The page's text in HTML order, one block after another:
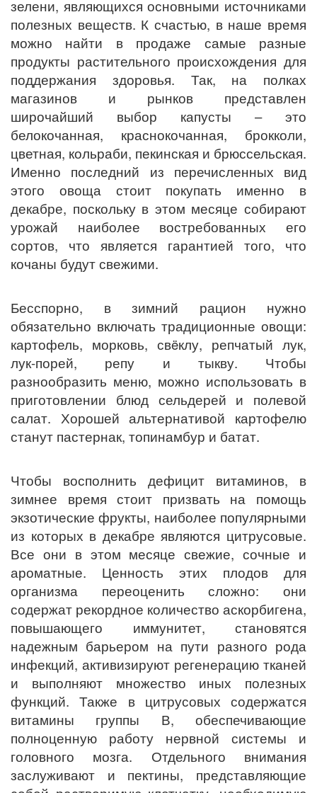
зелени, являющихся основными источниками
полезных веществ. К счастью, в наше время
можно найти в продаже самые разные
продукты растительного происхождения для
поддержания здоровья. Так, на полках
магазинов и рынков представлен
широчайший выбор капусты – это
белокочанная, краснокочанная, брокколи,
цветная, кольраби, пекинская и брюссельская.
Именно последний из перечисленных вид
этого овоща стоит покупать именно в
декабре, поскольку в этом месяце собирают
урожай наиболее востребованных его
сортов, что является гарантией того, что
кочаны будут свежими.
Бесспорно, в зимний рацион нужно
обязательно включать традиционные овощи:
картофель, морковь, свëклу, репчатый лук,
лук-порей, репу и тыкву. Чтобы
разнообразить меню, можно использовать в
приготовлении блюд сельдерей и полевой
салат. Хорошей альтернативой картофелю
станут пастернак, топинамбур и батат.
Чтобы восполнить дефицит витаминов, в
зимнее время стоит призвать на помощь
экзотические фрукты, наиболее популярными
из которых в декабре являются цитрусовые.
Все они в этом месяце свежие, сочные и
ароматные. Ценность этих плодов для
организма переоценить сложно: они
содержат рекордное количество аскорбигена,
повышающего иммунитет, становятся
надежным барьером на пути разного рода
инфекций, активизируют регенерацию тканей
и выполняют множество иных полезных
функций. Также в цитрусовых содержатся
витамины группы В, обеспечивающие
полноценную работу нервной системы и
головного мозга. Отдельного внимания
заслуживают и пектины, представляющие